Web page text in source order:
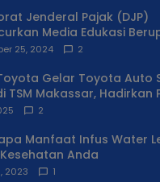
Jenderal Pajak (DJP)
Media Edukasi
Coretax
25, 2024 2
Gelar Toyota Auto
TSM Makassar, Hadirkan
2
Manfaat Infus Water
Anda
2023 1